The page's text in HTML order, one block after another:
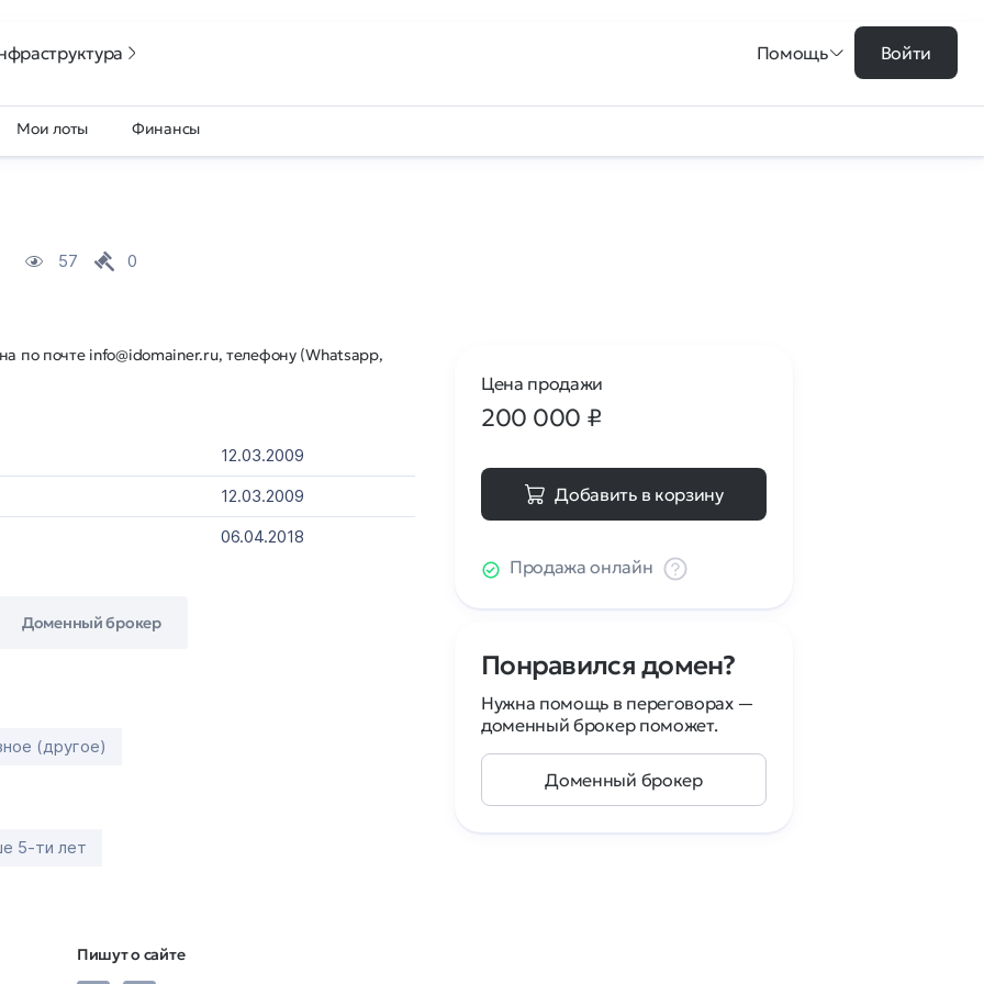
Помощь Войти
Мои лоты Финансы
57 0
по почте info@idomainer.ru, телефону (Whatsapp,
12.03.2009
12.03.2009
06.04.2018
Доменный брокер
(другое)
5-ти лет
Пишут о сайте
Цена продажи
200 000 ₽
Добавить в корзину
Продажа онлайн
Понравился домен?
Нужна помощь в переговорах —
доменный брокер поможет.
Доменный брокер